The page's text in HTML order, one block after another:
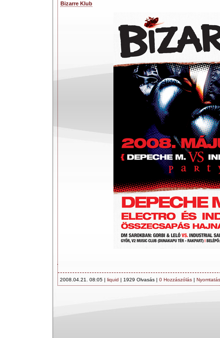
Bizarre Klub
2008.04.21. 08:05 | liquid | 1929 Olvasás | 0 Hozzászólás | Nyomtatás